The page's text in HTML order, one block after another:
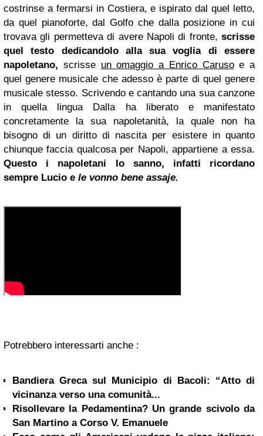
costrinse a fermarsi in Costiera, e ispirato dal quel letto,
da quel pianoforte, dal Golfo che dalla posizione in cui
trovava gli permetteva di avere Napoli di fronte, scrisse
quel testo dedicandolo alla sua voglia di essere
napoletano, scrisse un omaggio a Enrico Carusoe a
quel genere musicale che adesso è parte di quel genere
musicale stesso. Scrivendo e cantando una sua canzone
in quella lingua Dalla ha liberato e manifestato
concretamente la sua napoletanità, la quale non ha
bisogno di un diritto di nascita per esistere in quanto
chiunque faccia qualcosa per Napoli, appartiene a essa.
Questo i napoletani lo sanno, infatti ricordano
sempre Lucio e le vonno bene assaje.
Potrebbero interessarti anche :
Bandiera Greca sul Municipio di Bacoli: “Atto di
vicinanza verso una comunità...
Risollevare la Pedamentina? Un grande scivolo da
San Martino a Corso V. Emanuele